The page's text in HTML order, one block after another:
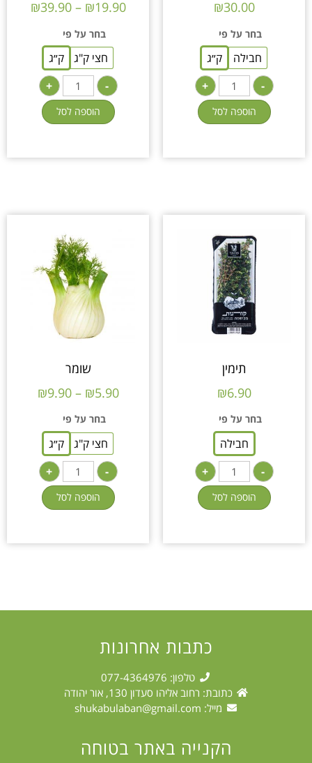
₪30.00
בחר על פי
חבילה
ק״ג
-
+
הוספה לסל
₪19.90
–
₪39.90
בחר על פי
חצי ק"ג
ק״ג
-
+
הוספה לסל
תימין
₪6.90
בחר על פי
חבילה
-
+
הוספה לסל
שומר
₪5.90
–
₪9.90
בחר על פי
חצי ק"ג
ק״ג
-
+
הוספה לסל
כתבות אחרונות
טלפון: 077-4364976
כתובת: רחוב אליהו סעדון 130, אור יהודה
מייל: shukabulaban@gmail.com
הקנייה באתר בטוחה